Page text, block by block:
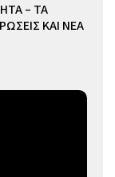
– ΤΑ
ΚΑΙ ΝΕΑ